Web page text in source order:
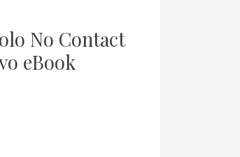
No Contact
eBook